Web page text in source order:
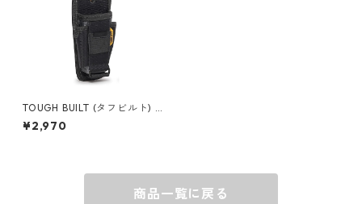
TOUGH BUILT (タフビルト) プ
ライヤーポーチ M TB-CT-35-
M
¥2,970
商品一覧に戻る